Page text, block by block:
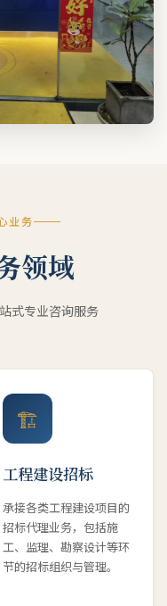
业务
领域
式专业咨询服务
🏗
工程建设招标
承接各类工程建设项目的
招标代理业务，包括施
工、监理、勘察设计等环
节的招标组织与管理。